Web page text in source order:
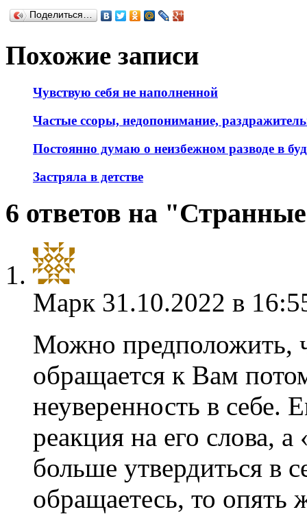
Поделиться…
Похожие записи
Чувствую себя не наполненной
Частые ссоры, недопонимание,
Постоянно думаю о неизбежном разводе в
Застряла в детстве
6 ответов на
Марк 31.10.2022 в
Можно предположить,
обращается к Вам
неуверенность в себе.
реакция на его слова,
больше утвердиться в
обращаетесь, то опять